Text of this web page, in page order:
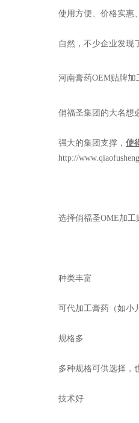
使用方便、价格实惠
自然，不少企业发现
河南膏药OEM贴牌
俏福圣集团的大名想
强大的集团支撑， 使
http://
选择俏福圣OME加工
种类丰富
可代加工膏药（如小
规格多
多种规格可供选择，
技术好